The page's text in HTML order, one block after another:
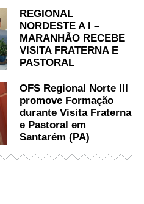
REGIONAL
NORDESTE A I –
MARANHÃO RECEBE
VISITA FRATERNA E
PASTORAL
OFS Regional Norte III
promove Formação
durante Visita Fraterna
e Pastoral em
Santarém (PA)